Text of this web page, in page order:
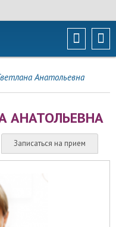
Анатольевна
АНАТОЛЬЕВНА
Записаться на прием